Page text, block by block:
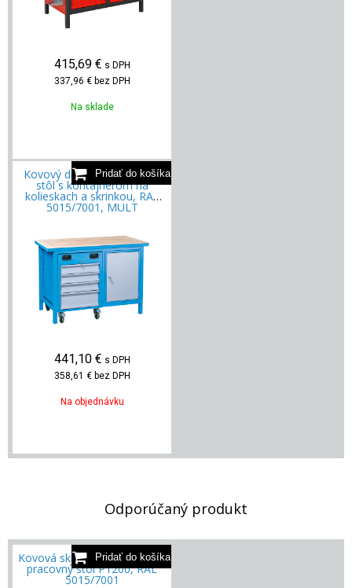
415,69 € s DPH
337,96 € bez DPH
Na sklade
Kovový dielenský pracovný
stôl s kontajnerom na
kolieskach a skrinkou, RAL
5015/7001, MULT
441,10 € s DPH
358,61 € bez DPH
Na objednávku
Odporúčaný produkt
Kovová skrinka nad dielenský
pracovný stôl P1200, RAL
5015/7001